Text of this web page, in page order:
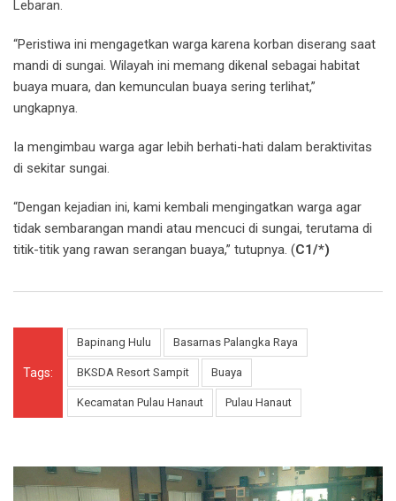
Lebaran.
“Peristiwa ini mengagetkan warga karena korban diserang saat
mandi di sungai. Wilayah ini memang dikenal sebagai habitat
buaya muara, dan kemunculan buaya sering terlihat,”
ungkapnya.
Ia mengimbau warga agar lebih berhati-hati dalam beraktivitas
di sekitar sungai.
“Dengan kejadian ini, kami kembali mengingatkan warga agar
tidak sembarangan mandi atau mencuci di sungai, terutama di
titik-titik yang rawan serangan buaya,” tutupnya. (C1/*)
Tags:
Bapinang Hulu Basarnas Palangka Raya
BKSDA Resort Sampit Buaya
Kecamatan Pulau Hanaut Pulau Hanaut